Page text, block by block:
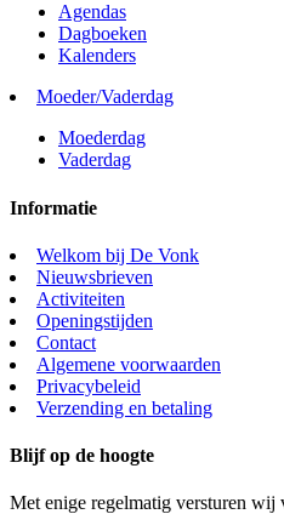
Agendas
Dagboeken
Kalenders
Moeder/Vaderdag
Moederdag
Vaderdag
Informatie
Welkom bij De Vonk
Nieuwsbrieven
Activiteiten
Openingstijden
Contact
Algemene voorwaarden
Privacybeleid
Verzending en betaling
Blijf op de hoogte
Met enige regelmatig versturen